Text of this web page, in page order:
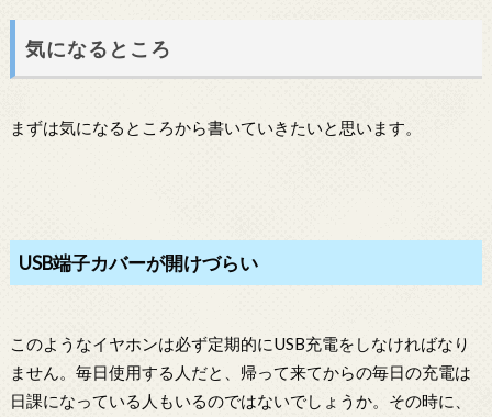
気になるところ
まずは気になるところから書いていきたいと思います。
USB端子カバーが開けづらい
このようなイヤホンは必ず定期的にUSB充電をしなければなり
ません。毎日使用する人だと、帰って来てからの毎日の充電は
日課になっている人もいるのではないでしょうか。その時に、